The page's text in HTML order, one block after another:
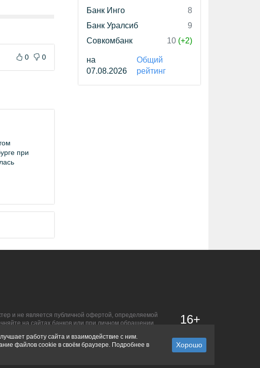
0 0
при
Банк Инго
8
Банк Уралсиб
9
Совкомбанк
10 (+2)
на
07.08.2026
Общий
рейтинг
и не является публичной офертой, определяемой
на сайтах банков или при личном обращении.
16+
работу сайта и взаимодействие с ним.
файлов cookie в своём браузере. Подробнее в